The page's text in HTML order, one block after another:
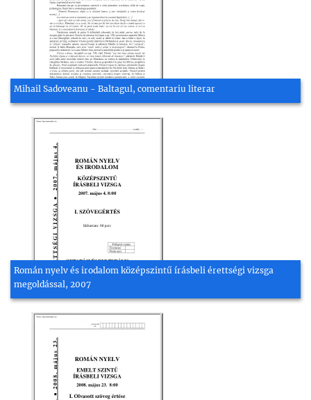
Mihail Sadoveanu - Baltagul, comentariu literar
Román nyelv és irodalom középszintű írásbeli érettségi vizsga
megoldással, 2007